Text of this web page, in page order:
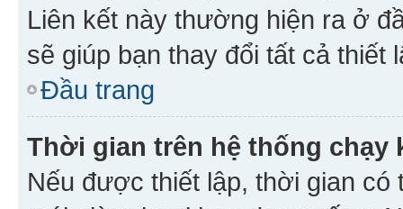
Liên kết này thường hiện ra ở
sẽ giúp bạn thay đổi tất cả thiết
Đầu trang
Thời gian trên hệ thống chạy
Nếu được thiết lập, thời gian